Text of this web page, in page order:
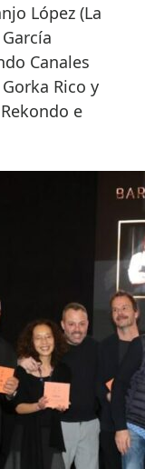
López (La
Canales
Rico y
e